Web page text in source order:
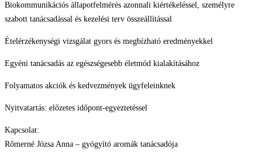
Biokommunikációs állapotfelmérés azonnali kiértékeléssel, személyre
szabott tanácsadással és kezelési terv összeállítással
Ételérzékenységi vizsgálat gyors és megbízható eredményekkel
Egyéni tanácsadás az egészségesebb életmód kialakításához
Folyamatos akciók és kedvezmények ügyfeleinknek
Nyitvatartás: előzetes időpont-egyeztetéssel
Kapcsolat:
Rőmerné Józsa Anna – gyógyító aromák tanácsadója